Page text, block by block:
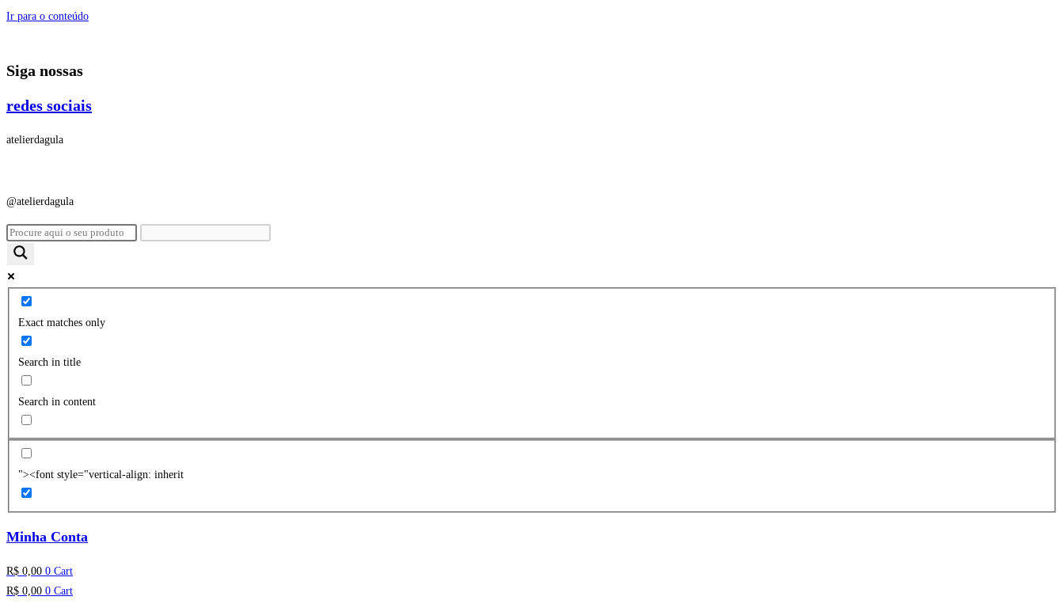
Ir para o conteúdo
Siga nossas
redes sociais
atelierdagula
@atelierdagula
Exact matches only
Search in title
Search in content
"><font style="vertical-align: inherit
Minha Conta
R$ 0,00 0 Cart
R$ 0,00 0 Cart